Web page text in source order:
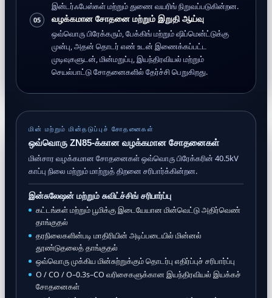
இன்டர்ஃபேஸ்கள் மற்றும் துணை வயரிங் நிறுவப்படுகின்றன.
05 வழக்கமான சோதனை மற்றும் இறுதி ஆய்வு
ஒவ்வொரு பிரேக்கரும், பேக்கிங் மற்றும் ஷிப்மென்ட்டுக்கு
முன்பு, அதன் தொடர் எண் உடன் இணைக்கப்பட்ட
முடிவுகளுடன், மின்மறுப்பு, இயந்திரவியல் மற்றும்
செயல்பாட்டு சோதனைகளில் தேர்ச்சி பெறுகிறது.
மின் மற்றும் மின்தடுப்புச் சோதனைகள்
ஒவ்வொரு ZN85-க்கான வழக்கமான சோதனைகள்
மின்சார வழக்கமான சோதனைகள் ஒவ்வொரு பிரேக்கரின் 40.5kV
காப்பு நிலை மற்றும் மாற்றுத் திறனை சரிபார்க்கின்றன.
இன்சுலேஷன் மற்றும் சுவிட்ச்சிங் சரிபார்ப்பு
கட்டங்கள் மற்றும் பூமிக்கு இடையேயான மின்வெட்டு அதிர்வெண்
தாங்குதல்
தரநிலைகளின்படி மாதிரியின் அடிப்படையில் மின்னல்
தூண்டுதலைத் தாங்குதல்
ஒவ்வொரு முக்கிய மின்சுற்றுக்கும் தொடர்பு எதிர்ப்புச் சரிபார்ப்பு
O / CO / O–0.3s–CO வரிசைகளுக்கான இயந்திரவியல் இயக்கச்
சோதனைகள்